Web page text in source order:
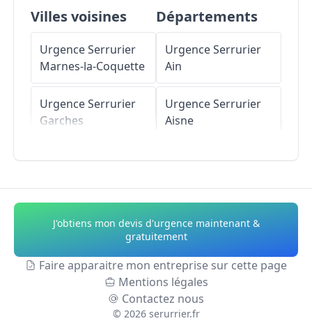
Villes voisines
Urgence Serrurier
Marnes-la-Coquette
Urgence Serrurier
Garches
Urgence Serrurier
Sèvres
Urgence Serrurier
La Celle-Saint-Cloud
Départements
Urgence Serrurier
Ain
Urgence Serrurier
Aisne
Urgence Serrurier
Alpes-de-Haute-
Urgence Serrurier
Hautes-Alpes
J'obtiens mon devis d'urgence maintenant &
gratuitement
Faire apparaitre mon entreprise sur cette page
Mentions légales
Contactez nous
© 2026 serurrier.fr